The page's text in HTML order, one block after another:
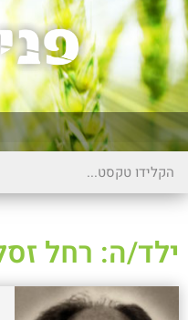
ילד/ה: רחל